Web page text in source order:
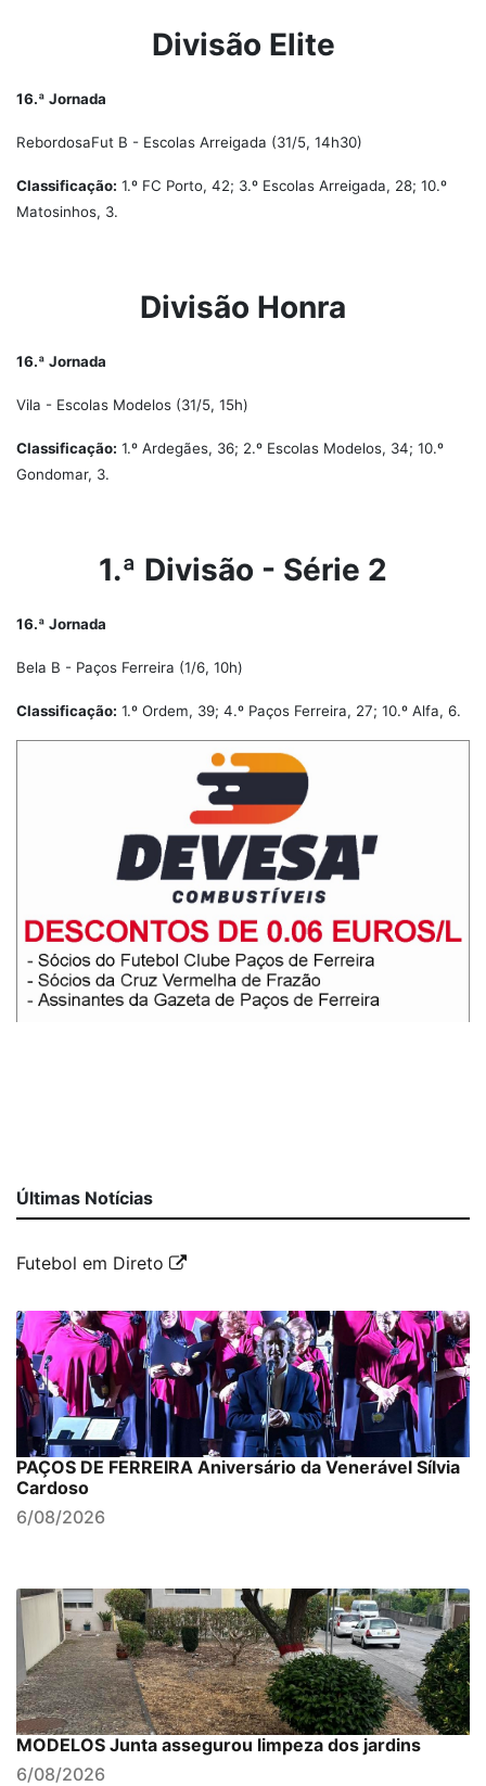
Divisão Elite
16.ª Jornada
RebordosaFut B - Escolas Arreigada (31/5, 14h30)
Classificação: 1.º FC Porto, 42; 3.º Escolas Arreigada, 28; 10.º
Matosinhos, 3.
Divisão Honra
16.ª Jornada
Vila - Escolas Modelos (31/5, 15h)
Classificação: 1.º Ardegães, 36; 2.º Escolas Modelos, 34; 10.º
Gondomar, 3.
1.ª Divisão - Série 2
16.ª Jornada
Bela B - Paços Ferreira (1/6, 10h)
Classificação: 1.º Ordem, 39; 4.º Paços Ferreira, 27; 10.º Alfa, 6.
Últimas Notícias
Futebol em Direto
PAÇOS DE FERREIRA Aniversário da Venerável Sílvia
Cardoso
6/08/2026
MODELOS Junta assegurou limpeza dos jardins
6/08/2026